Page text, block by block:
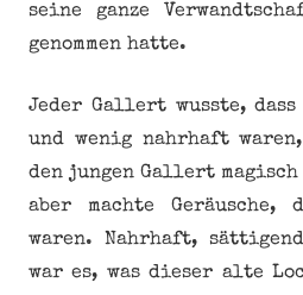
seine ganze
genommen hatte.
Jeder Gallert wusste, dass
und wenig nahrhaft
den jungen Gallert
aber machte Geräusche,
waren. Nahrhaft,
war es, was dieser alte